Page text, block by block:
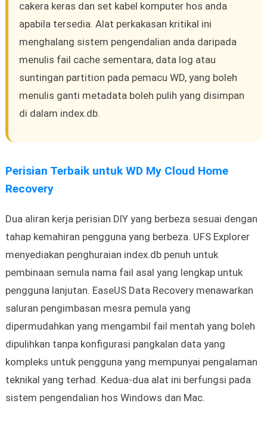
cakera keras dan set kabel komputer hos anda
apabila tersedia. Alat perkakasan kritikal ini
menghalang sistem pengendalian anda daripada
menulis fail cache sementara, data log atau
suntingan partition pada pemacu WD, yang boleh
menulis ganti metadata boleh pulih yang disimpan
di dalam index.db.
Perisian Terbaik untuk WD My Cloud Home
Recovery
Dua aliran kerja perisian DIY yang berbeza sesuai dengan
tahap kemahiran pengguna yang berbeza. UFS Explorer
menyediakan penghuraian index.db penuh untuk
pembinaan semula nama fail asal yang lengkap untuk
pengguna lanjutan. EaseUS Data Recovery menawarkan
saluran pengimbasan mesra pemula yang
dipermudahkan yang mengambil fail mentah yang boleh
dipulihkan tanpa konfigurasi pangkalan data yang
kompleks untuk pengguna yang mempunyai pengalaman
teknikal yang terhad. Kedua-dua alat ini berfungsi pada
sistem pengendalian hos Windows dan Mac.